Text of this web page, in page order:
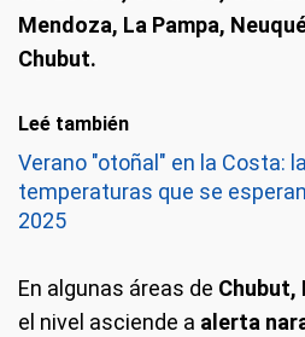
Mendoza, La Pampa,
Chubut.
Leé también
Verano "otoñal" en la Costa:
temperaturas que se
2025
En algunas áreas de Chubut,
el nivel asciende a alerta